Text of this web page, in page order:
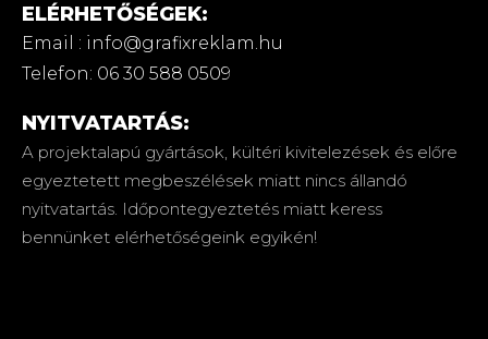
ELÉRHETŐSÉGEK:
Email : info@grafixreklam.hu
Telefon: 06 30 588 0509
NYITVATARTÁS:
A projektalapú gyártások, kültéri kivitelezések és előre
egyeztetett megbeszélések miatt nincs állandó
nyitvatartás. Időpontegyeztetés miatt keress
bennünket elérhetőségeink egyikén!